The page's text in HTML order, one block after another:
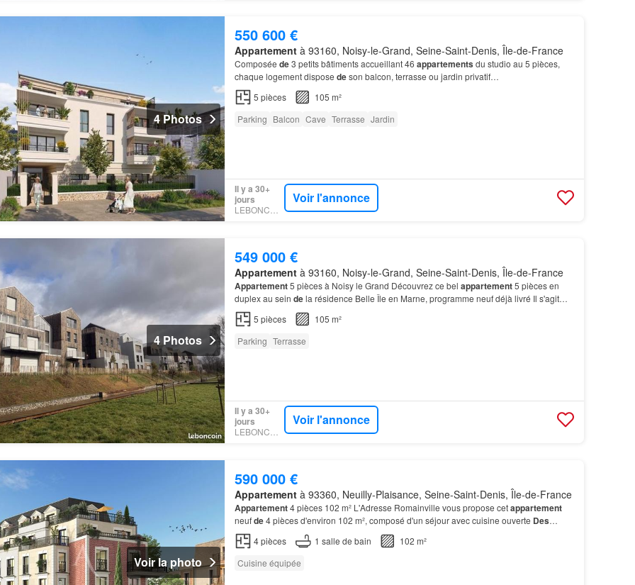
4 Photos
550 600 €
Appartementà 93160, Noisy-le-Grand, Seine-Saint-Denis, Île-de-France
Composée de3 petits bâtiments accueillant 46 appartements du studio au 5 pièces,
chaque logement dispose deson balcon, terrasse ou jardin privatif…
5 pièces
105 m²
Parking Balcon Cave Terrasse Jardin
Il y a 30+
jours
Voir l'annonce
4 Photos
549 000 €
Appartementà 93160, Noisy-le-Grand, Seine-Saint-Denis, Île-de-France
Appartement5 pièces à Noisy le Grand Découvrez ce bel appartement5 pièces en
duplex au sein dela résidence Belle Île en Marne, programme neuf déjà livré Il s'agit
d'un nouvel éco quartier au sein d'un terrain
5 pièces
105 m²
Parking Terrasse
Il y a 30+
jours
Voir l'annonce
Voir la photo
590 000 €
Appartementà 93360, Neuilly-Plaisance, Seine-Saint-Denis, Île-de-France
Appartement4 pièces 102 m² L'Adresse Romainville vous propose cetappartement
neufde4 pièces d'environ 102 m², composé d'un séjour avec cuisine ouverte Des
appartements
pensés pour votre confort L'architecture contemporain…
4pièces 1 salle de bain
102 m²
Cuisine équipée